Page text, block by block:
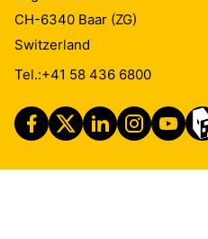
CH-6340 Baar (ZG)
Switzerland
Tel.:+41 58 436 6800